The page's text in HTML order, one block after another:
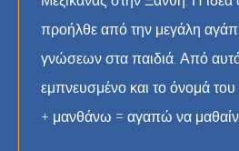
προήλθε από την μεγάλη
γνώσεων στα παιδιά. Από αυτό
εμπνευσμένο και το όνομά
+ μανθάνω = αγαπώ να